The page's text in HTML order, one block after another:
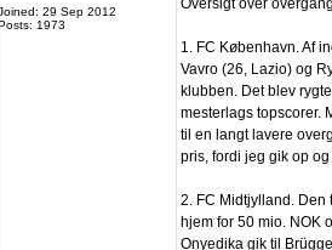
29 Sep 2012
1973
Oversigt over
1. FC København. Af
Vavro (26, Lazio) og
klubben. Det blev
mesterlags topscorer.
til en langt lavere
pris, fordi jeg gik op
2. FC Midtjylland.
hjem for 50 mio. NOK
Onyedika gik til